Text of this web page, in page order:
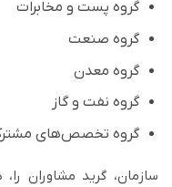
گروه پست و مخابرات
گروه صنعت
گروه معدن
گروه نفت و گاز
گروه تخصص‌های
سازمان، گرید مشاوران